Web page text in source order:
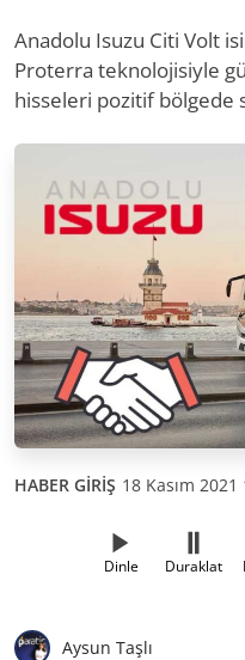
Anadolu Isuzu Citi Volt
Proterra teknolojisiyle
hisseleri pozitif bölgede
HABER GİRİŞ 18 Kasım 2021
Dinle Duraklat
Aysun Taşlı